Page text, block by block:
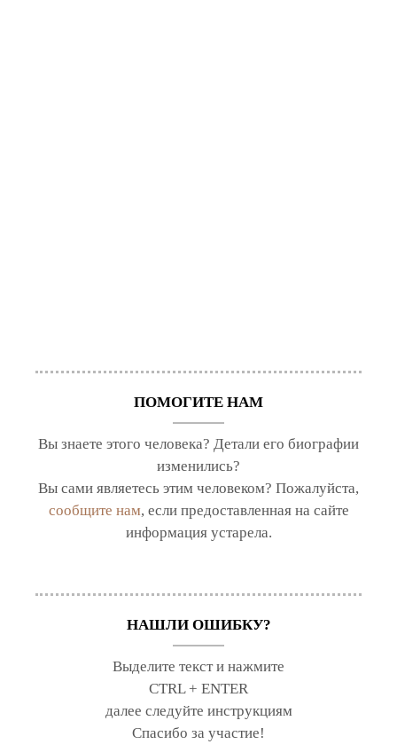
ПОМОГИТЕ НАМ
Вы знаете этого человека? Детали его биографии
изменились?
Вы сами являетесь этим человеком? Пожалуйста,
сообщите нам, если предоставленная на сайте
информация устарела.
НАШЛИ ОШИБКУ?
Выделите текст и нажмите
CTRL + ENTER
далее следуйте инструкциям
Спасибо за участие!